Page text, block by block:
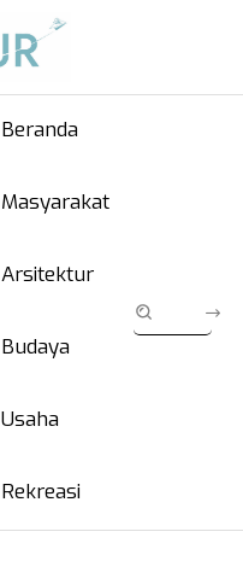
Beranda
Masyarakat
Arsitektur
Budaya
Usaha
Rekreasi